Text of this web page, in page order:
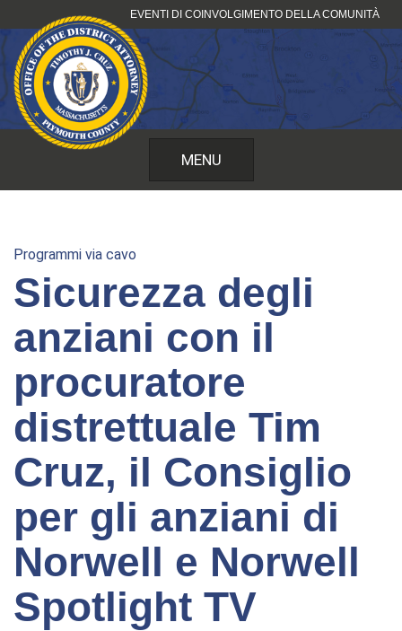
al
contenuto
EVENTI DI COINVOLGIMENTO DELLA COMUNITÀ
MENU
Programmi via cavo
Sicurezza degli
anziani con il
procuratore
distrettuale Tim
Cruz, il Consiglio
per gli anziani di
Norwell e Norwell
Spotlight TV